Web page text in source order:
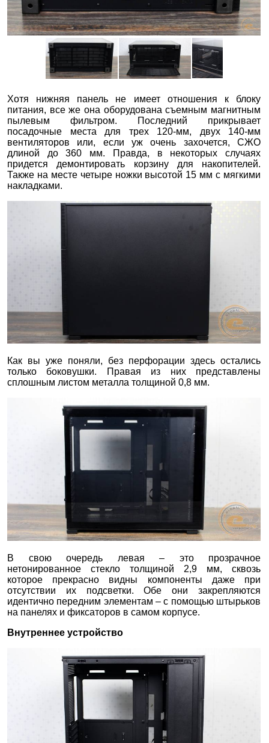
Хотя нижняя панель не имеет отношения к блоку
питания, все же она оборудована съемным магнитным
пылевым фильтром. Последний прикрывает
посадочные места для трех 120-мм, двух 140-мм
вентиляторов или, если уж очень захочется, СЖО
длиной до 360 мм. Правда, в некоторых случаях
придется демонтировать корзину для накопителей.
Также на месте четыре ножки высотой 15 мм с мягкими
накладками.
Как вы уже поняли, без перфорации здесь остались
только боковушки. Правая из них представлены
сплошным листом металла толщиной 0,8 мм.
В свою очередь левая – это прозрачное
нетонированное стекло толщиной 2,9 мм, сквозь
которое прекрасно видны компоненты даже при
отсутствии их подсветки. Обе они закрепляются
идентично передним элементам – с помощью штырьков
на панелях и фиксаторов в самом корпусе.
Внутреннее устройство